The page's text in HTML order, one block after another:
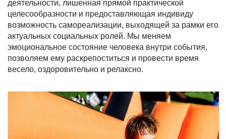
деятельности, лишенная прямой практической
целесообразности и предоставляющая индивиду
возможность самореализации, выходящей за рамки его
актуальных социальных ролей. Мы меняем
эмоциональное состояние человека внутри события,
позволяем ему раскрепоститься и провести время
весело, оздоровительно и релаксно.